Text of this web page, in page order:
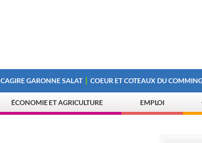
CAGIRE GARONNE SALAT COEUR ET COTEAUX DU
ÉCONOMIE ET AGRICULTURE EMPLOI